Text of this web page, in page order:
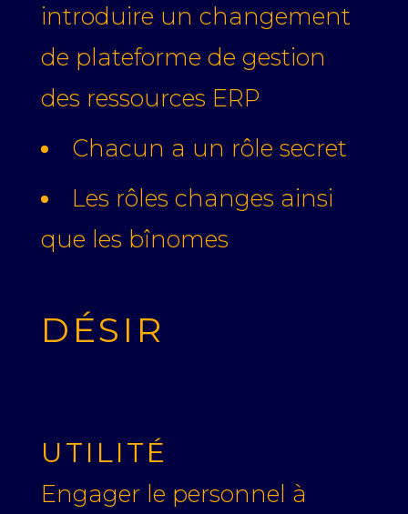
introduire un changement
de plateforme de gestion
des ressources ERP
Chacun a un rôle secret
Les rôles changes ainsi
que les bînomes
DÉSIR
UTILITÉ
Engager le personnel à